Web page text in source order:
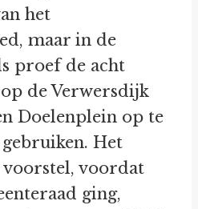
het
maar in de
proef de acht
de Verwersdijk
Doelenplein op te
Het
voorstel, voordat
ging,